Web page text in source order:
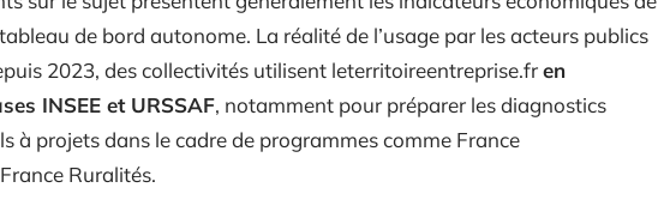
de bord autonome. La réalité de l’usage par les acteurs publics
2023, des collectivités utilisent leterritoireentreprise.fren
INSEE et URSSAF, notamment pour préparer les diagnostics
à projets dans le cadre de programmes comme France
Ruralités.